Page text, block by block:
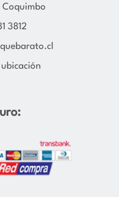
Coquimbo
3812